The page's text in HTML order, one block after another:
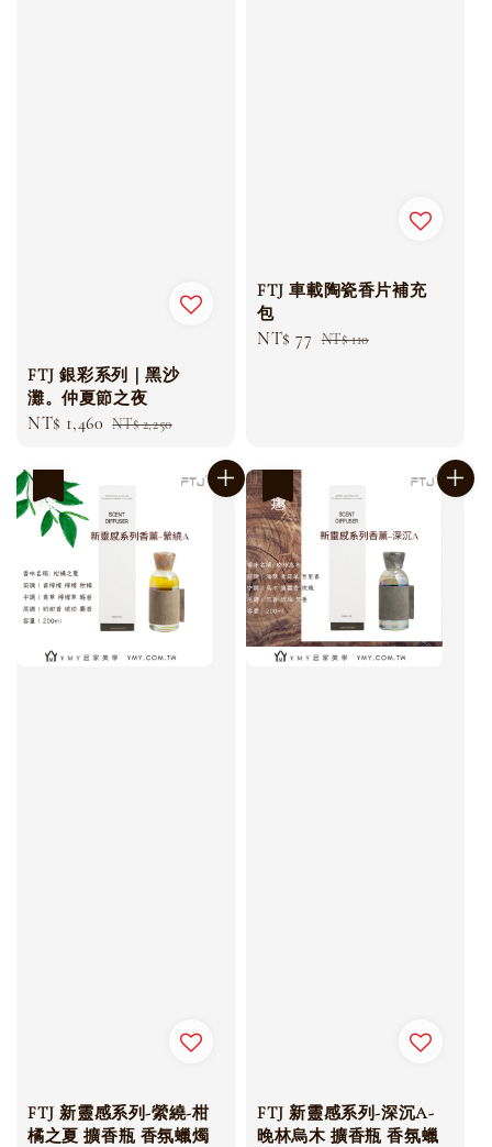
FTJ 銀彩系列｜黑沙
灘。仲夏節之夜
Sale
NT$ 1,460 Regular
NT$ 2,250
FTJ 車載陶瓷香片補充
包
Sale
NT$ 77 Regular
NT$ 110
FTJ 新靈感系列-縈繞-柑
橘之夏 擴香瓶 香氛蠟燭
FTJ 新靈感系列-深沉A-
晚林烏木 擴香瓶 香氛蠟